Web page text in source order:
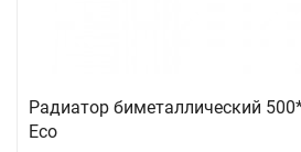
Радиатор биметаллический
Eco